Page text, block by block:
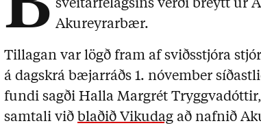
sveitarfélagsins verði breytt úr
Akureyrarbær.
Tillagan var lögð fram af sviðsstjóra
á dagskrá bæjarráðs 1. nóvember
fundi sagði Halla Margrét
samtali við blaðið Vikudag að nafnið